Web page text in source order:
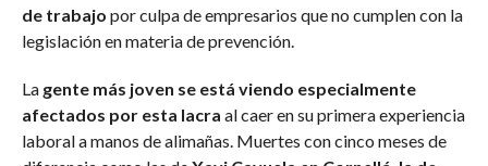
de trabajo por culpa de empresarios que no cumplen con la
legislación en materia de prevención.
La gente más joven se está viendo especialmente
afectados por esta lacra al caer en su primera experiencia
laboral a manos de alimañas. Muertes con cinco meses de